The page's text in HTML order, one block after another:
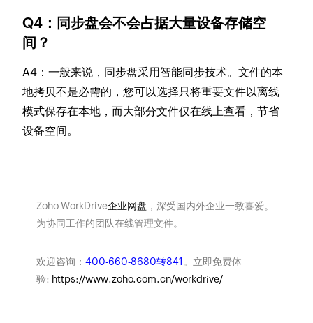
Q4：同步盘会不会占据大量设备存储空
间？
A4：一般来说，同步盘采用智能同步技术。文件的本
地拷贝不是必需的，您可以选择只将重要文件以离线
模式保存在本地，而大部分文件仅在线上查看，节省
设备空间。
Zoho WorkDrive企业网盘 ，深受国内外企业一致喜爱。
为协同工作的团队在线管理文件。
欢迎咨询： 400-660-8680转841 。立即免费体
验: https://www.zoho.com.cn/workdrive/